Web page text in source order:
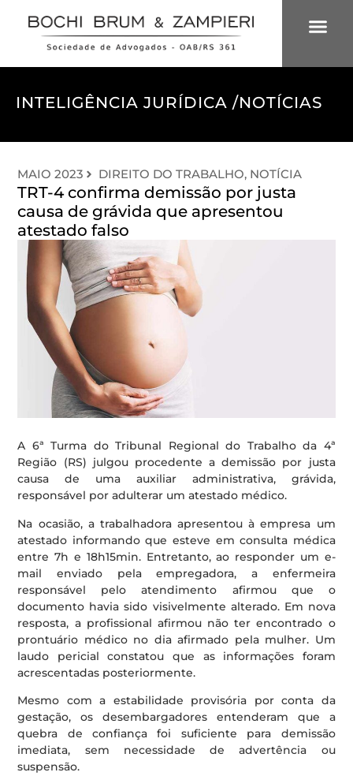
INTELIGÊNCIA JURÍDICA /NOTÍCIAS
MAIO 2023 DIREITO DO TRABALHO, NOTÍCIA
TRT-4 confirma demissão por justa
causa de grávida que apresentou
atestado falso
A 6ª Turma do Tribunal Regional do Trabalho da 4ª
Região (RS) julgou procedente a demissão por justa
causa de uma auxiliar administrativa, grávida,
responsável por adulterar um atestado médico.
Na ocasião, a trabalhadora apresentou à empresa um
atestado informando que esteve em consulta médica
entre 7h e 18h15min. Entretanto, ao responder um e-
mail enviado pela empregadora, a enfermeira
responsável pelo atendimento afirmou que o
documento havia sido visivelmente alterado. Em nova
resposta, a profissional afirmou não ter encontrado o
prontuário médico no dia afirmado pela mulher. Um
laudo pericial constatou que as informações foram
acrescentadas posteriormente.
Mesmo com a estabilidade provisória por conta da
gestação, os desembargadores entenderam que a
quebra de confiança foi suficiente para demissão
imediata, sem necessidade de advertência ou
suspensão.